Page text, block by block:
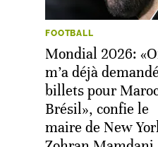
FOOTBALL
Mondial 2026:
m’a déjà
billets pour
Brésil», confie le
maire de New